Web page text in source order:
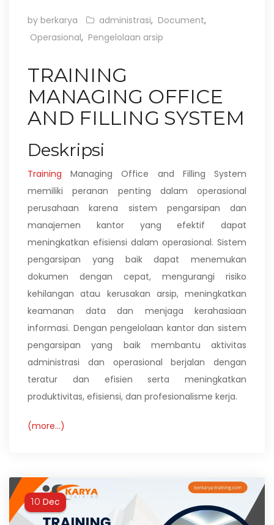
by berkarya administrasi, Document,
Operasional, Pengelolaan arsip
TRAINING
MANAGING OFFICE
AND FILLING SYSTEM
Deskripsi
Training Managing Office and Filling System
memiliki peranan penting dalam operasional
perusahaan karena sistem pengarsipan dan
manajemen kantor yang efektif dapat
meningkatkan efisiensi dalam operasional. Sistem
pengarsipan yang baik dapat menemukan
dokumen dengan cepat, mengurangi risiko
kehilangan atau kerusakan arsip, meningkatkan
keamanan data dan menjaga kerahasiaan
informasi. Dengan pengelolaan kantor dan sistem
pengarsipan yang baik membantu aktivitas
administrasi dan operasional berjalan dengan
teratur dan efisien serta meningkatkan
produktivitas, efisiensi, dan profesionalisme kerja.
(more…)
10 Dec